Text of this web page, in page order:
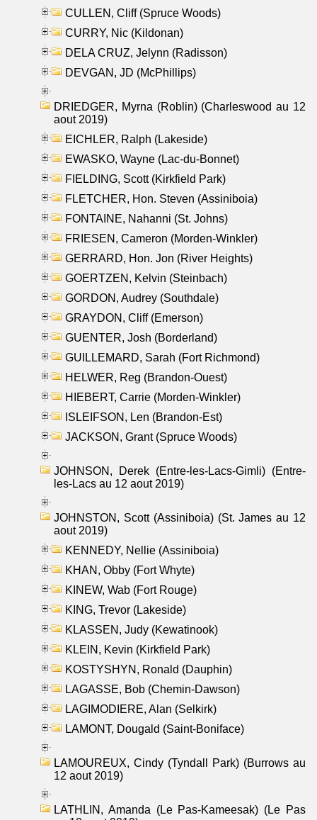
CULLEN, Cliff (Spruce Woods)
CURRY, Nic (Kildonan)
DELA CRUZ, Jelynn (Radisson)
DEVGAN, JD (McPhillips)
DRIEDGER, Myrna (Roblin) (Charleswood au 12
aout 2019)
EICHLER, Ralph (Lakeside)
EWASKO, Wayne (Lac-du-Bonnet)
FIELDING, Scott (Kirkfield Park)
FLETCHER, Hon. Steven (Assiniboia)
FONTAINE, Nahanni (St. Johns)
FRIESEN, Cameron (Morden-Winkler)
GERRARD, Hon. Jon (River Heights)
GOERTZEN, Kelvin (Steinbach)
GORDON, Audrey (Southdale)
GRAYDON, Cliff (Emerson)
GUENTER, Josh (Borderland)
GUILLEMARD, Sarah (Fort Richmond)
HELWER, Reg (Brandon-Ouest)
HIEBERT, Carrie (Morden-Winkler)
ISLEIFSON, Len (Brandon-Est)
JACKSON, Grant (Spruce Woods)
JOHNSON, Derek (Entre-les-Lacs-Gimli) (Entre-
les-Lacs au 12 aout 2019)
JOHNSTON, Scott (Assiniboia) (St. James au 12
aout 2019)
KENNEDY, Nellie (Assiniboia)
KHAN, Obby (Fort Whyte)
KINEW, Wab (Fort Rouge)
KING, Trevor (Lakeside)
KLASSEN, Judy (Kewatinook)
KLEIN, Kevin (Kirkfield Park)
KOSTYSHYN, Ronald (Dauphin)
LAGASSE, Bob (Chemin-Dawson)
LAGIMODIERE, Alan (Selkirk)
LAMONT, Dougald (Saint-Boniface)
LAMOUREUX, Cindy (Tyndall Park) (Burrows au
12 aout 2019)
LATHLIN, Amanda (Le Pas-Kameesak) (Le Pas